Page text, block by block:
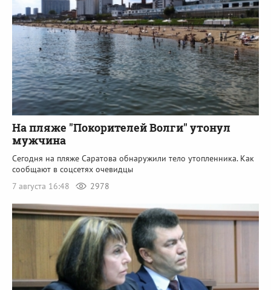
На пляже "Покорителей Волги" утонул
мужчина
Сегодня на пляже Саратова обнаружили тело утопленника. Как
сообщают в соцсетях очевидцы
7 августа 16:48
2978